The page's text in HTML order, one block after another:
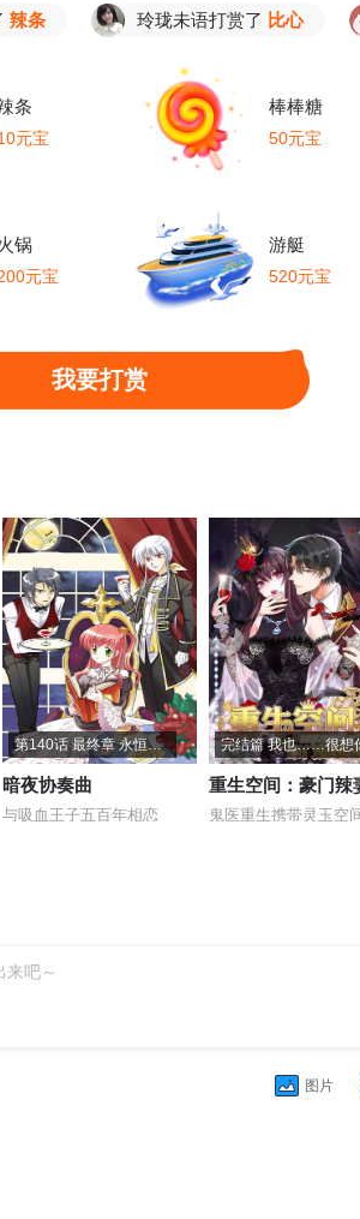
第56话 呐，大舅哥？ 第57话 基因药剂的力
第62话 酒后吐真言
第76话 花店成员 第77话 标准的后勤
第86话 交易达成 第87话 兽潮来临
玲珑未语打赏了比心
条
元宝
棒棒糖
50元宝
锅
元宝
游艇
520元宝
我要打赏
第140话 最终章 永恒的等待
暗夜协奏曲
与吸血王子五百年相恋
完结篇 我也……很想
鬼医重生携带灵玉空
来吧～
图片